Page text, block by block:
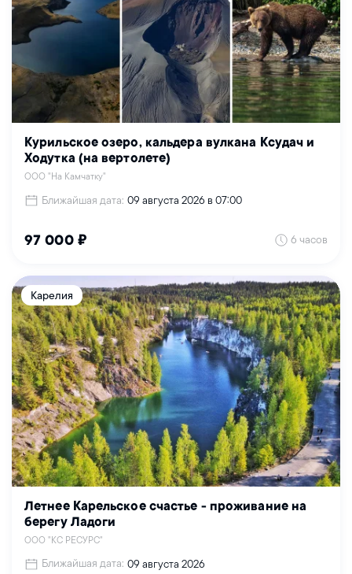
Курильское озеро, кальдера вулкана Ксудач и
Ходутка (на вертолете)
ООО "На Камчатку"
Ближайшая дата: 09 августа 2026 в 07:00
97 000 ₽ 6 часов
Карелия
Летнее Карельское счастье - проживание на
берегу Ладоги
ООО "КС РЕСУРС"
Ближайшая дата: 09 августа 2026